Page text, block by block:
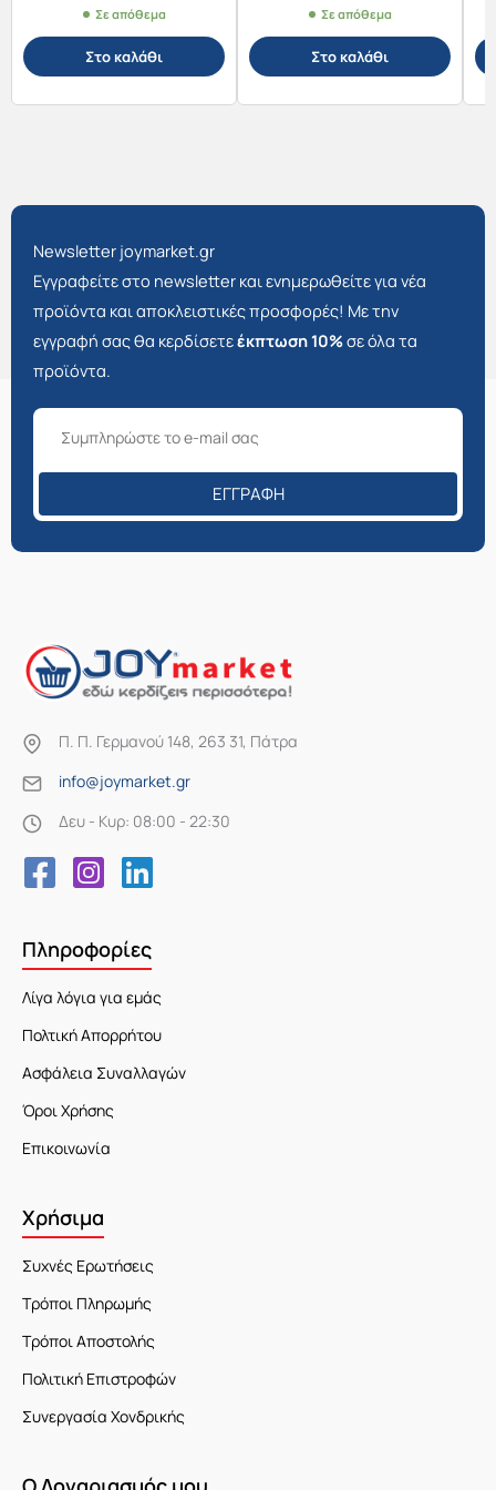
Σε απόθεμα
Στο καλάθι
Σε απόθεμα
Στο καλάθι
Newsletter joymarket.gr
Εγγραφείτε στο newsletter και ενημερωθείτε για νέα
προϊόντα και αποκλειστικές προσφορές! Με την
εγγραφή σας θα κερδίσετεέκπτωση 10%σε όλα τα
προϊόντα.
ΕΓΓΡΑΦΉ
Π. Π. Γερμανού 148, 263 31, Πάτρα
info@joymarket.gr
Δευ - Κυρ: 08:00 - 22:30
Πληροφορίες
Λίγα λόγια για εμάς
Πολτική Απορρήτου
Ασφάλεια Συναλλαγών
Όροι Χρήσης
Επικοινωνία
Χρήσιμα
Συχνές Ερωτήσεις
Τρόποι Πληρωμής
Τρόποι Αποστολής
Πολιτική Επιστροφών
Συνεργασία Χονδρικής